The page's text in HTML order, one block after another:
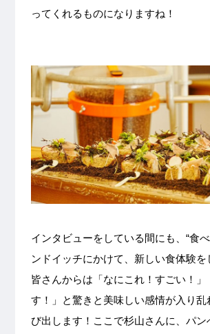
ってくれるものになりますね！
インタビューをしている間にも、“食
ンドイッチにかけて、新しい食体験
皆さんからは「なにこれ！すごい！」
す！」と驚きと美味しい感情が入り乱
び出します！ここで杉山さんに、パン